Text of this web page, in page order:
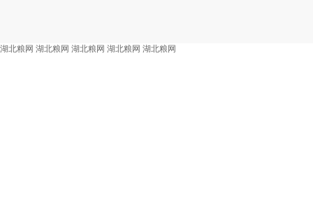
湖北粮网 湖北粮网 湖北粮网 湖北粮网 湖北粮网